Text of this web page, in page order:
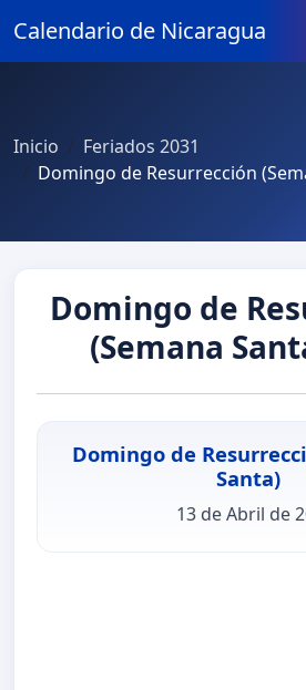
Calendario de Nicaragua
Inicio
Feriados 2031
Domingo de Resurrección
Domingo de
(Semana
Domingo de
Santa)
13 de Abril de